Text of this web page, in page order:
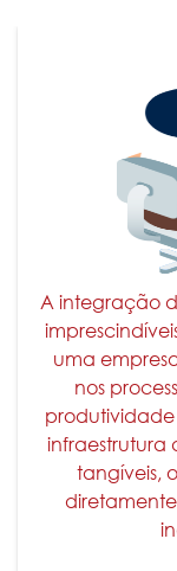
A integração
uma
nos
produtividade
infraestrutura
tangíveis,